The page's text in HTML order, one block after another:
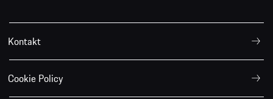
Kontakt
Cookie Policy